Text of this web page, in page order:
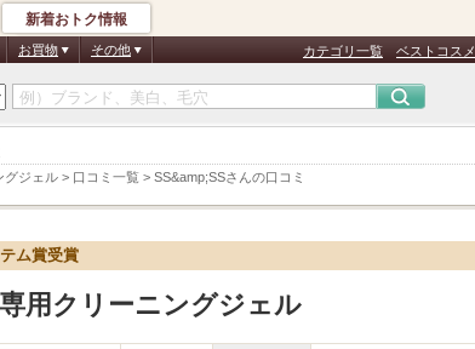
グジェル > 口コミ一覧 > SS&amp;SSさんの口コミ
新着おトク情報
お買物 その他 カテゴリ一覧 ベストコスメ
ム賞受賞
用クリーニングジェル